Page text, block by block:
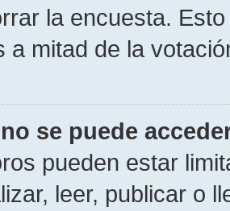
la encuesta.
a mitad de la
se puede
pueden estar
leer, publicar o